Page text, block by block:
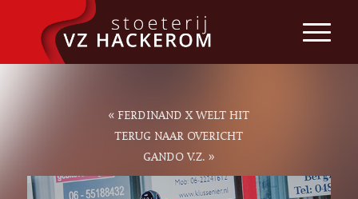
« FERDINAND X WELT HIT
TERUG NAAR OVERICHT
GANDO V.Z. »